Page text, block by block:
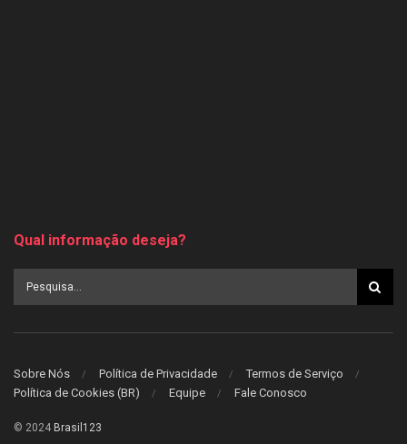
Qual informação deseja?
Sobre Nós Política de Privacidade
Termos de Serviço
Política de Cookies (BR)
Equipe Fale Conosco
© 2024 Brasil123